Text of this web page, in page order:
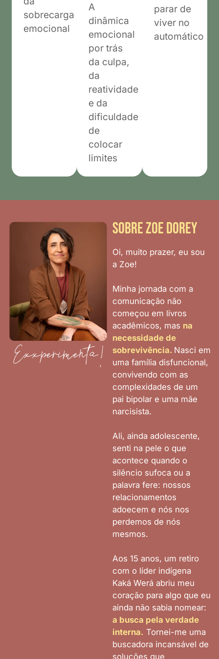
sobrecarga
emocional
A
dinâmica
emocional
por trás
da culpa,
da
reatividade
e da
dificuldade
de
colocar
limites
parar de
viver no
automático
SOBRE ZOE DOREY
Oi, muito prazer, eu sou
a Zoe!
Minha jornada com a
comunicação não
começou em livros
acadêmicos, mas na
necessidade de
sobrevivência. Nasci em
uma família disfuncional,
convivendo com as
complexidades de um
pai bipolar e uma mãe
narcisista.
Ali, ainda adolescente,
senti na pele o que
acontece quando o
silêncio sufoca ou a
palavra fere: nossos
relacionamentos
adoecem e nós nos
perdemos de nós
mesmos.
Aos 15 anos, um retiro
com o líder indígena
Kaká Werá abriu meu
coração para algo que eu
ainda não sabia nomear:
a busca pela verdade
interna. Tornei-me uma
buscadora incansável de
soluções que